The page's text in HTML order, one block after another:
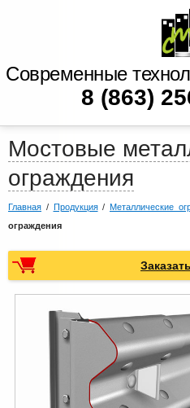
Современные
8 (863)
Мостовые
ограждения
Главная / Продукция / Металлические
ограждения